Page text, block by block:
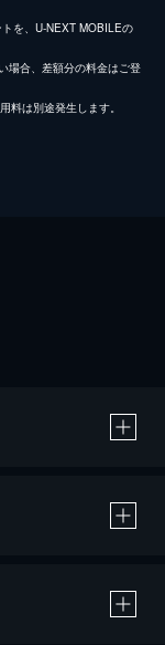
を、U-NEXT MOBILEの
場合、差額分の料金はご登
料は別途発生します。